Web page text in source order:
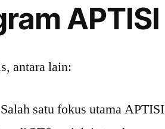
APTISI
antara lain:
satu fokus utama APTISI